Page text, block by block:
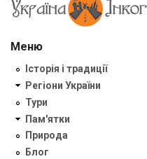
Меню
Історія і традиції
Регіони України
Тури
Пам'ятки
Природа
Блог